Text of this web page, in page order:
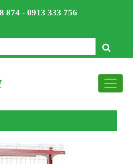
874 - 0913 333 756